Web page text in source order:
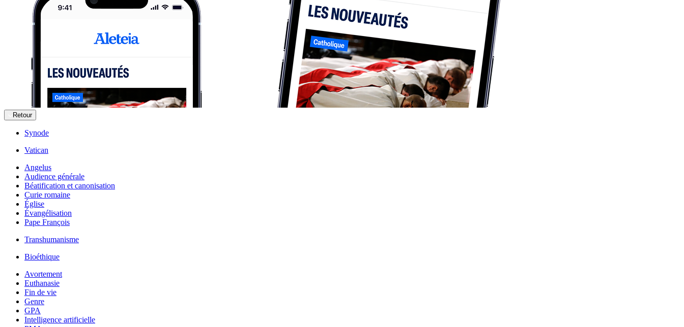
Retour
Synode
Vatican
Angelus
Audience générale
Béatification et canonisation
Curie romaine
Église
Évangélisation
Pape François
Transhumanisme
Bioéthique
Avortement
Euthanasie
Fin de vie
Genre
GPA
Intelligence artificielle